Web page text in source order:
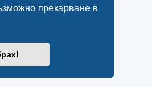
прекарване в